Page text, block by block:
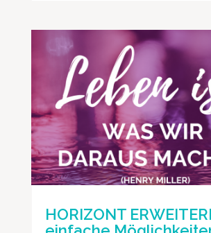
HORIZONT